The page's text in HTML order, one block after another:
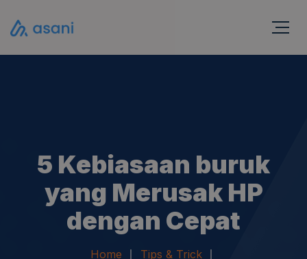
5 Kebiasaan buruk
yang Merusak HP
dengan Cepat
Home
Tips & Trick